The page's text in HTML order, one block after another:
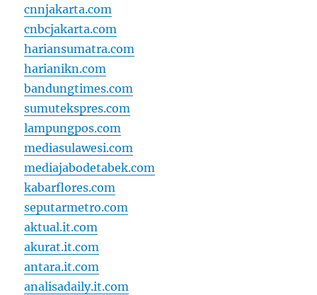
cnnjakarta.com
cnbcjakarta.com
hariansumatra.com
harianikn.com
bandungtimes.com
sumutekspres.com
lampungpos.com
mediasulawesi.com
mediajabodetabek.com
kabarflores.com
seputarmetro.com
aktual.it.com
akurat.it.com
antara.it.com
analisadaily.it.com